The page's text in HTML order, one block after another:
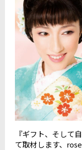
『ギフト、そして
て取材します、